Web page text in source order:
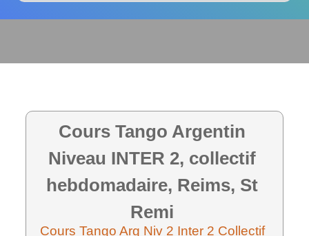
Cours Tango Argentin
Niveau INTER 2, collectif
hebdomadaire, Reims, St
Remi
Cours Tango Arg Niv 2 Inter 2 Collectif